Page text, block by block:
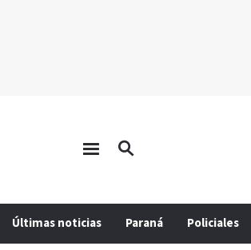
Últimas noticias Paraná Policiales